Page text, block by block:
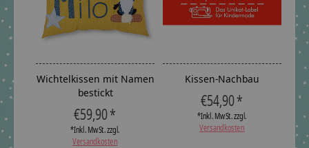
Wichtelkissen mit Namen
bestickt
€59,90 *
*Inkl. MwSt. zzgl.
Versandkosten
Kissen-Nachbau
€54,90 *
*Inkl. MwSt. zzgl.
Versandkosten